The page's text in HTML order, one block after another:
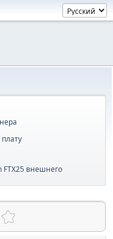
FTX25 внешнего